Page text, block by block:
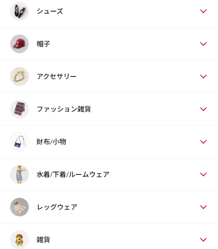
シューズ
帽子
アクセサリー
ファッション雑貨
財布/小物
水着/下着/ルームウェア
レッグウェア
雑貨